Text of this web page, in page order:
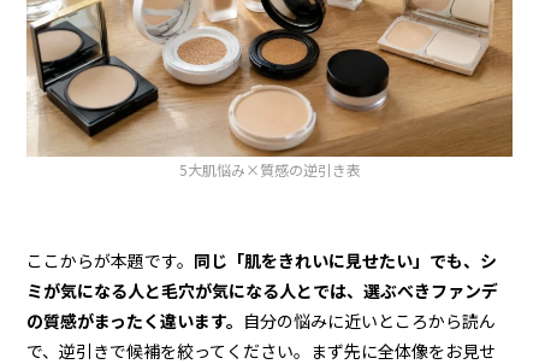
5大肌悩み×質感の逆引き表
ここからが本題です。 同じ「肌をきれいに見せたい」でも、シ
ミが気になる人と毛穴が気になる人とでは、選ぶべきファンデ
の質感がまったく違います。 自分の悩みに近いところから読ん
で、逆引きで候補を絞ってください。まず先に全体像をお見せ